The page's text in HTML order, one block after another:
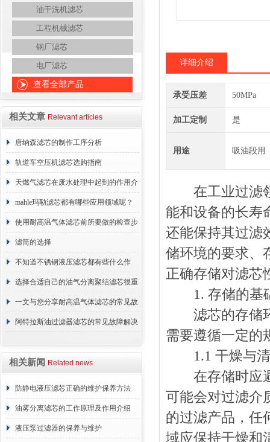
油干洗机滤芯
工程机械滤芯
钢厂滤芯
电厂滤芯
查看全部产品
相关文章 Relevant articles
唐纳森滤芯的制作工序分析
轨道车空压机滤芯选购指南
天燃气滤芯在废水处理中起到的作用介
绍
mahle玛勒滤芯都有哪些应用领域呢？
使用耐高温气体滤芯前所要做的检查步
骤
滤筒的选择
不知道不锈钢液压滤芯都有些什么作
用？进来看
选择合适自己的油气分离聚结滤芯很重
要
一文与您分享耐高温气体滤芯的常见故
障相应解决方法
阿特拉斯油过滤器滤芯的常见故障解决
相关新闻 Related news
防静电液压滤芯正确的维护保养方法
油雾分离滤芯的工作原理及作用介绍
液压泵过滤器的保养与维护
详细介绍
承受压差 50MPa
加工定制 是
用途 吸油段用
在工业过滤领
能和设备的长寿
还能保持其过滤
储环境的要求、
正确存储对滤芯
1. 存储的基
滤芯的存储环
需要遵循一定的
1.1 干燥与
在存储时应避
可能会对过滤介
的过滤产品，任
域应保持干燥和